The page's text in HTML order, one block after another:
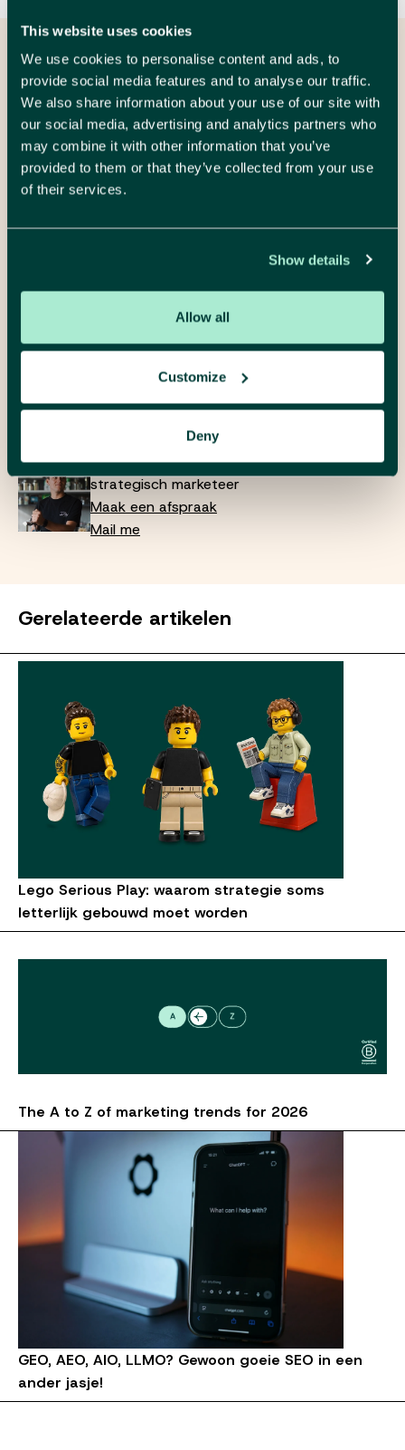
This website uses cookies
We use cookies to personalise content and ads, to
provide social media features and to analyse our traffic.
We also share information about your use of our site with
our social media, advertising and analytics partners who
may combine it with other information that you’ve
provided to them or that they’ve collected from your use
of their services.
Show details
Allow all
Customize
Deny
We leren je graag
kennen
Plan een gesprek
concreet. Neem gerust contact op voor
een vrijblijvende kennismaking.
Hélène Verhenne
Maak een afspraak
Wouter Mille
strategisch marketeer
Maak een afspraak
Mail me
Gerelateerde artikelen
Lego Serious Play: waarom strategie soms
letterlijk gebouwd moet worden
The A to Z of marketing trends for 2026
GEO, AEO, AIO, LLMO? Gewoon goeie SEO in een
ander jasje!